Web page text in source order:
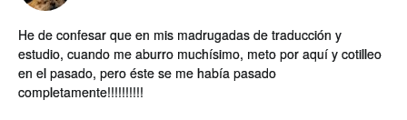
He de confesar que en mis madrugadas de traducción y
estudio, cuando me aburro muchí­simo, meto por aquí­ y cotilleo
en el pasado, pero éste se me habí­a pasado
completamente!!!!!!!!!!